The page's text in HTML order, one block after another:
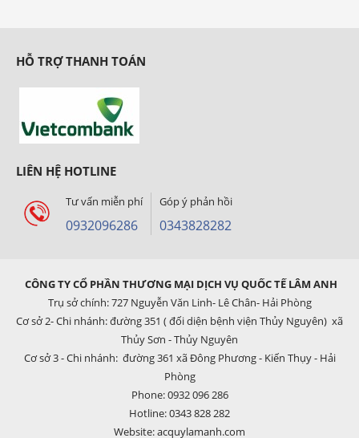
HỖ TRỢ THANH TOÁN
LIÊN HỆ HOTLINE
Tư vấn miễn phí
0932096286
Góp ý phản hồi
0343828282
CÔNG TY CỔ PHẦN THƯƠNG MẠI DỊCH VỤ QUỐC TẾ LÂM ANH
Trụ sở chính: 727 Nguyễn Văn Linh- Lê Chân- Hải Phòng
Cơ sở 2- Chi nhánh: đường 351 ( đối diện bệnh viện Thủy Nguyên) xã
Thủy Sơn - Thủy Nguyên
Cơ sở 3 - Chi nhánh: đường 361 xã Đông Phương - Kiến Thụy - Hải
Phòng
Phone: 0932 096 286
Hotline: 0343 828 282
Website: acquylamanh.com